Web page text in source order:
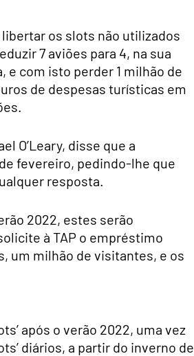
os slots não utilizados
7 aviões para 4, na sua
e com isto perder 1 milhão de
de despesas turísticas em
O’Leary, disse que a
fevereiro, pedindo-lhe que
resposta.
2022, estes serão
à TAP o empréstimo
um milhão de visitantes, e os
após o verão 2022, uma vez
diários, a partir do inverno de